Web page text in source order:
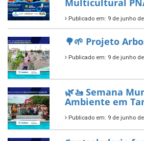
Tamandaré
Diamante do
segundo ano
reafirma
Publicado em: 10 de junho
novos
fortalecer a
município.
Publicado em: 10 de junho